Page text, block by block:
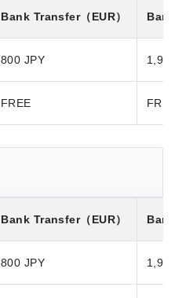
Bank Transfer（EUR）
800 JPY
FREE
Bank Transfer（EUR）
800 JPY